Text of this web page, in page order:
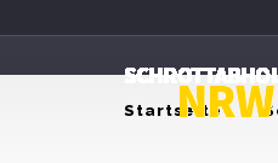
Startseite